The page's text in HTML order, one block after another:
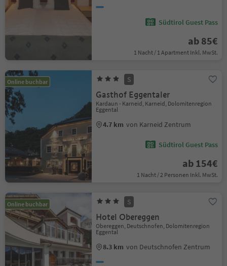
Südtirol Guest Pass
ab 85€
1 Nacht / 1 Apartment Inkl. MwSt.
Online buchbar S
Gasthof Eggentaler
Kardaun - Karneid, Karneid, Dolomitenregion
Eggental
4.7 km von Karneid Zentrum
Südtirol Guest Pass
ab 154€
1 Nacht / 2 Personen Inkl. MwSt.
Online buchbar S
Hotel Obereggen
Obereggen, Deutschnofen, Dolomitenregion
Eggental
8.3 km von Deutschnofen Zentrum